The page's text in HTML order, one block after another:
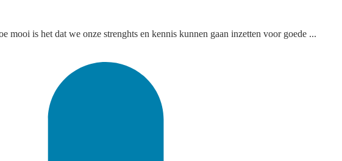
is het dat we onze strenghts en kennis kunnen gaan inzetten voor goede ...